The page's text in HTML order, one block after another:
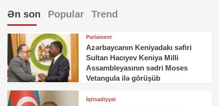
Ən son Popular Trend
Parlament
Azərbaycanın Keniyadakı səfiri
Sultan Hacıyev Keniya Milli
Assambleyasının sədri Moses
Vetangula ilə görüşüb
İqtisadiyyat